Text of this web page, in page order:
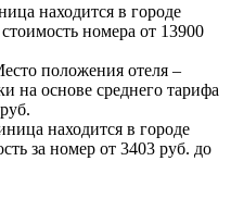
находится в городе
номера от 13900
положения отеля –
на основе среднего тарифа
находится в городе
за номер от 3403 руб. до